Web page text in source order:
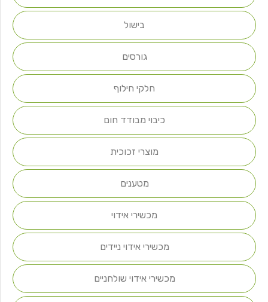
בישול
גורסים
חלקי חילוף
כיבוי מבודד חום
מוצרי זכוכית
מטענים
מכשירי אידוי
מכשירי אידוי ניידים
מכשירי אידוי שולחניים